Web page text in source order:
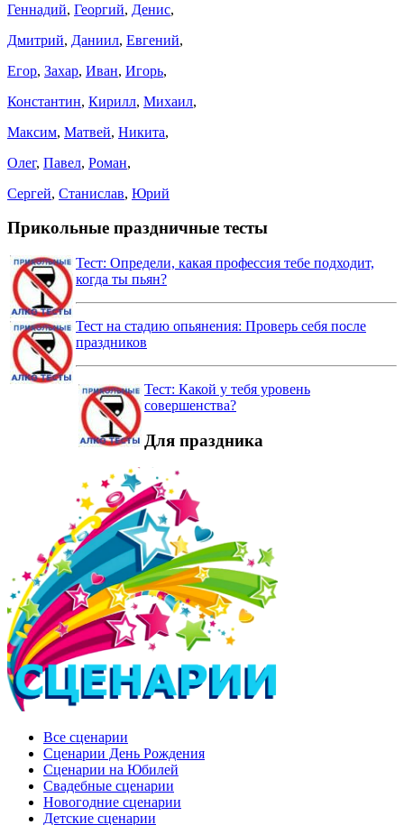
Геннадий, Георгий, Денис,
Дмитрий, Даниил, Евгений,
Егор, Захар, Иван, Игорь,
Константин, Кирилл, Михаил,
Максим, Матвей, Никита,
Олег, Павел, Роман,
Сергей, Станислав, Юрий
Прикольные праздничные тесты
Тест: Определи, какая профессия тебе подходит,
когда ты пьян?
Тест на стадию опьянения: Проверь себя после
праздников
Тест: Какой у тебя уровень
совершенства?
Для праздника
Все сценарии
Сценарии День Рождения
Сценарии на Юбилей
Свадебные сценарии
Новогодние сценарии
Детские сценарии